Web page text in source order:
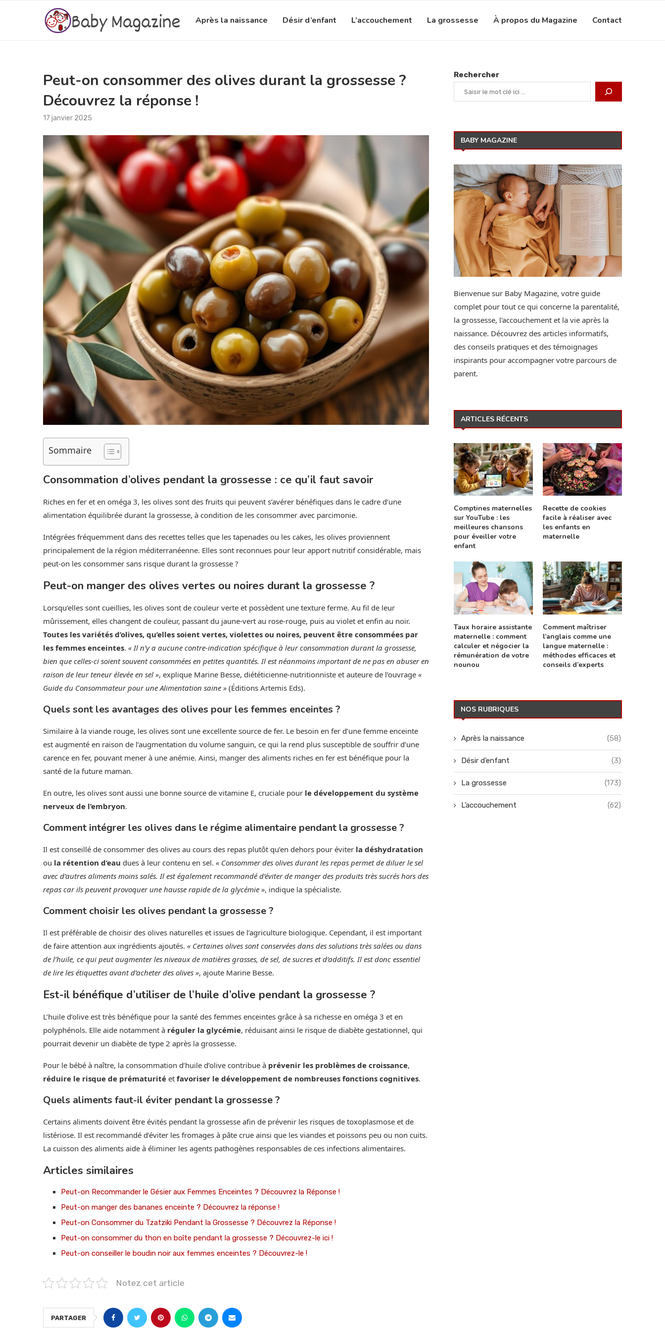
Après la naissance Désir d’enfant L’accouchement La grossesse À propos du Magazine Contact
Peut-on consommer des olives durant la grossesse ?
Découvrez la réponse !
17 janvier 2025
Sommaire
Consommation d’olives pendant la grossesse : ce qu’il faut savoir
Riches en fer et en oméga 3, les olives sont des fruits qui peuvent s’avérer bénéfiques dans le cadre d’une
alimentation équilibrée durant la grossesse, à condition de les consommer avec parcimonie.
Intégrées fréquemment dans des recettes telles que les tapenades ou les cakes, les olives proviennent
principalement de la région méditerranéenne. Elles sont reconnues pour leur apport nutritif considérable, mais
peut-on les consommer sans risque durant la grossesse ?
Peut-on manger des olives vertes ou noires durant la grossesse ?
Lorsqu’elles sont cueillies, les olives sont de couleur verte et possèdent une texture ferme. Au fil de leur
mûrissement, elles changent de couleur, passant du jaune-vert au rose-rouge, puis au violet et enfin au noir.
Toutes les variétés d’olives, qu’elles soient vertes, violettes ou noires, peuvent être consommées par
les femmes enceintes. « Il n’y a aucune contre-indication spécifique à leur consommation durant la grossesse,
bien que celles-ci soient souvent consommées en petites quantités. Il est néanmoins important de ne pas en abuser en
raison de leur teneur élevée en sel », explique Marine Besse, diététicienne-nutritionniste et auteure de l’ouvrage «
Guide du Consommateur pour une Alimentation saine » (Éditions Artemis Eds).
Quels sont les avantages des olives pour les femmes enceintes ?
Similaire à la viande rouge, les olives sont une excellente source de fer. Le besoin en fer d’une femme enceinte
est augmenté en raison de l’augmentation du volume sanguin, ce qui la rend plus susceptible de souffrir d’une
carence en fer, pouvant mener à une anémie. Ainsi, manger des aliments riches en fer est bénéfique pour la
santé de la future maman.
En outre, les olives sont aussi une bonne source de vitamine E, cruciale pour le développement du système
nerveux de l’embryon.
Comment intégrer les olives dans le régime alimentaire pendant la grossesse ?
Il est conseillé de consommer des olives au cours des repas plutôt qu’en dehors pour éviter la déshydratation
ou la rétention d’eau dues à leur contenu en sel. « Consommer des olives durant les repas permet de diluer le sel
avec d’autres aliments moins salés. Il est également recommandé d’éviter de manger des produits très sucrés hors des
repas car ils peuvent provoquer une hausse rapide de la glycémie », indique la spécialiste.
Comment choisir les olives pendant la grossesse ?
Il est préférable de choisir des olives naturelles et issues de l’agriculture biologique. Cependant, il est important
de faire attention aux ingrédients ajoutés. « Certaines olives sont conservées dans des solutions très salées ou dans
de l’huile, ce qui peut augmenter les niveaux de matières grasses, de sel, de sucres et d’additifs. Il est donc essentiel
de lire les étiquettes avant d’acheter des olives », ajoute Marine Besse.
Est-il bénéfique d’utiliser de l’huile d’olive pendant la grossesse ?
L’huile d’olive est très bénéfique pour la santé des femmes enceintes grâce à sa richesse en oméga 3 et en
polyphénols. Elle aide notamment à réguler la glycémie, réduisant ainsi le risque de diabète gestationnel, qui
pourrait devenir un diabète de type 2 après la grossesse.
Pour le bébé à naître, la consommation d’huile d’olive contribue à prévenir les problèmes de croissance,
réduire le risque de prématurité et favoriser le développement de nombreuses fonctions cognitives.
Quels aliments faut-il éviter pendant la grossesse ?
Certains aliments doivent être évités pendant la grossesse afin de prévenir les risques de toxoplasmose et de
listériose. Il est recommandé d’éviter les fromages à pâte crue ainsi que les viandes et poissons peu ou non cuits.
La cuisson des aliments aide à éliminer les agents pathogènes responsables de ces infections alimentaires.
Articles similaires
Peut-on Recommander le Gésier aux Femmes Enceintes ? Découvrez la Réponse !
Peut-on manger des bananes enceinte ? Découvrez la réponse !
Peut-on Consommer du Tzatziki Pendant la Grossesse ? Découvrez la Réponse !
Peut-on consommer du thon en boîte pendant la grossesse ? Découvrez-le ici !
Peut-on conseiller le boudin noir aux femmes enceintes ? Découvrez-le !
Notez cet article
PARTAGER
Rechercher
BABY MAGAZINE
Bienvenue sur Baby Magazine, votre guide
complet pour tout ce qui concerne la parentalité,
la grossesse, l'accouchement et la vie après la
naissance. Découvrez des articles informatifs,
des conseils pratiques et des témoignages
inspirants pour accompagner votre parcours de
parent.
ARTICLES RÉCENTS
Comptines maternelles
sur YouTube : les
meilleures chansons
pour éveiller votre
enfant
Recette de cookies
facile à réaliser avec
les enfants en
maternelle
Taux horaire assistante
maternelle : comment
calculer et négocier la
rémunération de votre
nounou
Comment maîtriser
l’anglais comme une
langue maternelle :
méthodes efficaces et
conseils d’experts
NOS RUBRIQUES
Après la naissance (58)
Désir d’enfant (3)
La grossesse (173)
L’accouchement (62)